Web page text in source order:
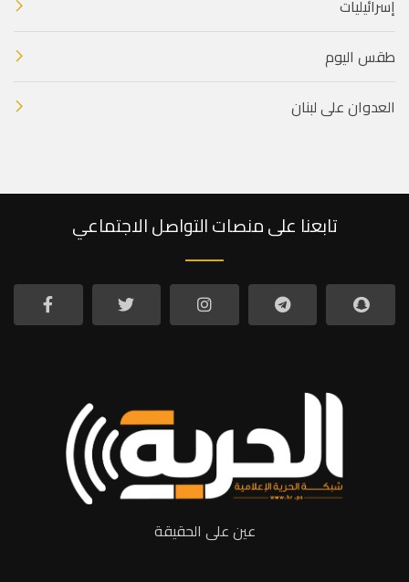
إسرائيليات
طقس اليوم
العدوان على لبنان
تابعنا على منصات التواصل الاجتماعي
عين على الحقيقة